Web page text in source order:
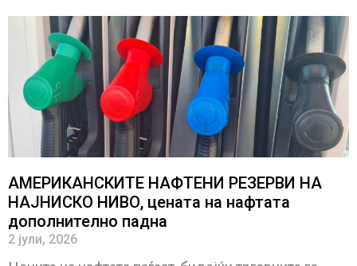
АМЕРИКАНСКИТЕ НАФТЕНИ РЕЗЕРВИ НА
НАЈНИСКО НИВО, цената на нафтата
дополнително падна
2 јули, 2026